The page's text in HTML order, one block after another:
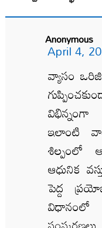
Anonymous
April 4,
వ్యాసం
ఇలాంటి
శిల్పంలో
ఆధునిక
పెద్ద
విధానంలో